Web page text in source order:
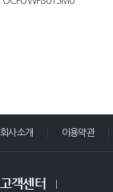
회사소개 이용약관
고객센터